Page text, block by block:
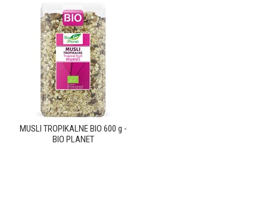
MUSLI TROPIKALNE BIO 600 g -
BIO PLANET